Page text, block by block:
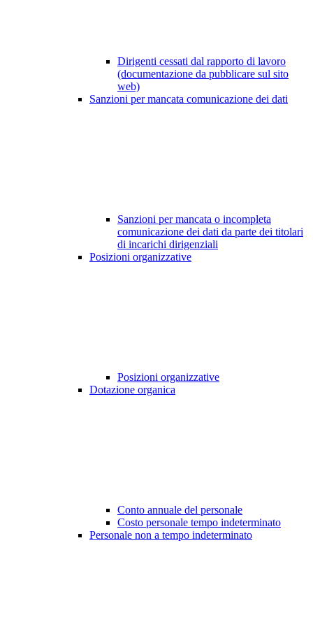
Dirigenti cessati dal rapporto di lavoro
(documentazione da pubblicare sul sito
web)
Sanzioni per mancata comunicazione dei dati
Sanzioni per mancata o incompleta
comunicazione dei dati da parte dei titolari
di incarichi dirigenziali
Posizioni organizzative
Posizioni organizzative
Dotazione organica
Conto annuale del personale
Costo personale tempo indeterminato
Personale non a tempo indeterminato